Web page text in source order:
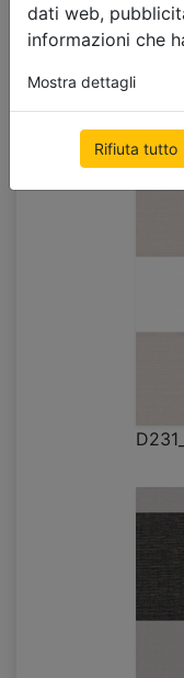
dati web,
informazioni che
Mostra dettagli
Rifiuta tutto